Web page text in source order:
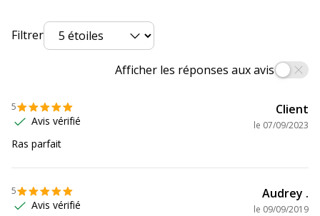
Filtrer
Afficher les réponses aux avis
5
Avis vérifié
Client
le 07/09/2023
Ras parfait
5
Avis vérifié
Audrey .
le 09/09/2019